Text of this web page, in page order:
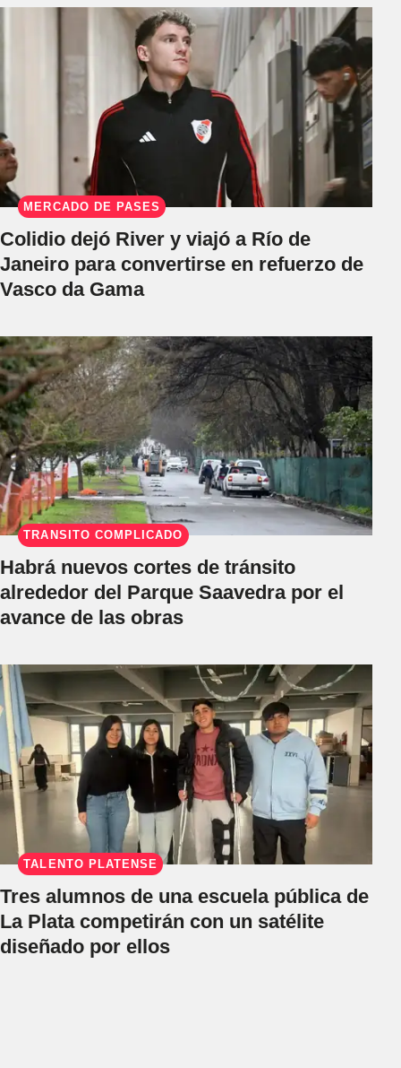
MERCADO DE PASES
Colidio dejó River y viajó a Río de
Janeiro para convertirse en refuerzo de
Vasco da Gama
TRÁNSITO COMPLICADO
Habrá nuevos cortes de tránsito
alrededor del Parque Saavedra por el
avance de las obras
TALENTO PLATENSE
Tres alumnos de una escuela pública de
La Plata competirán con un satélite
diseñado por ellos